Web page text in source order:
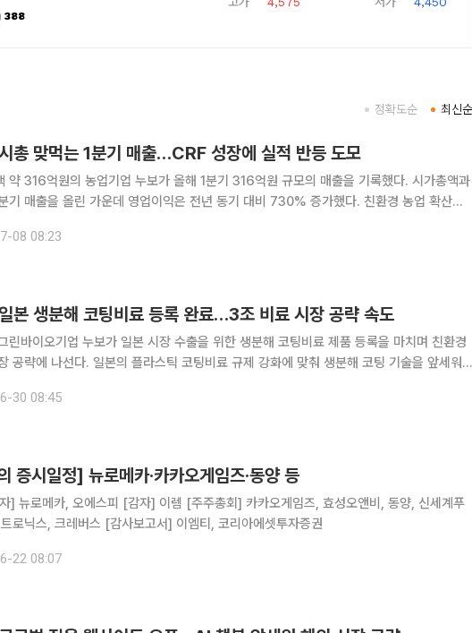
388
최신순
정확도순
총 맞먹는 1분기 매출…CRF 성장에 실적 반등 도모
약 316억원의 농업기업 누보가 올해 1분기 316억원 규모의 매출을 기록했다. 시가총액과
기 매출을 올린 가운데 영업이익은 전년 동기 대비 730% 증가했다. 친환경 농업 확산으
설명회(IR) 자료에 따르면 올해 1분기 연결 기
08 08:23
본 생분해 코팅비료 등록 완료…3조 비료 시장 공략 속도
린바이오기업 누보가 일본 시장 수출을 위한 생분해 코팅비료 제품 등록을 마치며 친환경
공략에 나선다. 일본의 플라스틱 코팅비료 규제 강화에 맞춰 생분해 코팅 기술을 앞세워
팅비료(Biodegradable Controlled Re
30 08:45
증시일정] 뉴로메카·카카오게임즈·동양 등
피 [감자] 이렘 [주주총회] 카카오게임즈, 효성오앤비, 동양, 신세계푸
드, 이지트로닉스, 크레버스 [감사보고서] 이엠티, 코리아에셋투자증권
22 08:07